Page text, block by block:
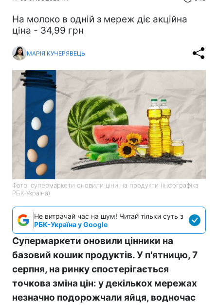
На молоко в одній з мереж діє акційна
ціна - 34,99 грн
МАРІЯ КУЧЕРЯВЕЦЬ
Фото: супермаркети оновили ціни на продукти (інфографіка
РБК-Україна)
Не витрачай час на шум! Читай тільки суть з
РБК-Україна у Google
Супермаркети оновили цінники на
базовий кошик продуктів. У п'ятницю, 7
серпня, на ринку спостерігається
точкова зміна цін: у декількох мережах
незначно подорожчали яйця, водночас